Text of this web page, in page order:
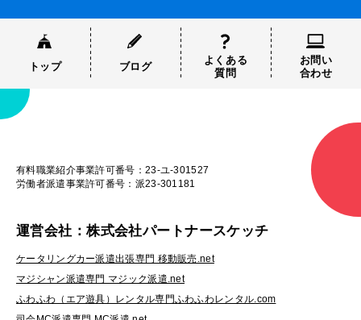
トップ ブログ
よくある
質問
お問い
合わせ
有料職業紹介事業許可番号：23-ユ-301527
労働者派遣事業許可番号：派23-301181
運営会社：株式会社パートナースケッチ
ケータリングカー派遣出張専門 移動販売.net
マジシャン派遣専門 マジック派遣.net
ふわふわ（エア遊具）レンタル専門ふわふわレンタル.com